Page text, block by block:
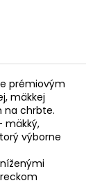
prémiovým
mäkkej
na chrbte.
mäkký,
výborne